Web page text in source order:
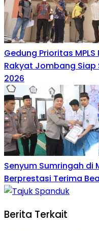
Gedung Prioritas
Rakyat Jombang Siap
2026
Senyum Sumringah di
Berprestasi Terima
Berita Terkait